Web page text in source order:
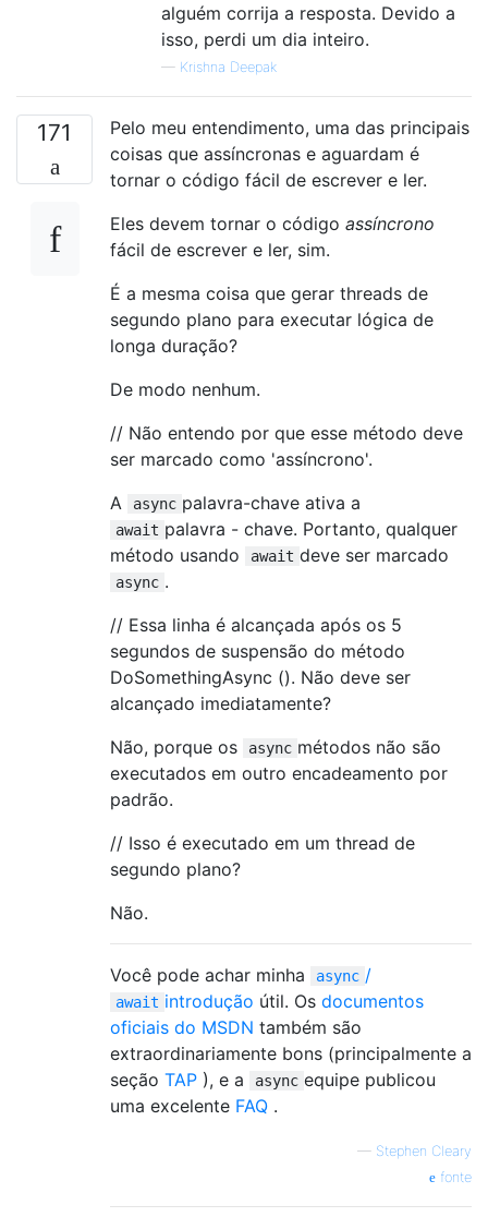
alguém corrija a resposta. Devido a
isso, perdi um dia inteiro.
— Krishna Deepak
171
Pelo meu entendimento, uma das principais
coisas que assíncronas e aguardam é
tornar o código fácil de escrever e ler.
Eles devem tornar o código assíncrono
fácil de escrever e ler, sim.
É a mesma coisa que gerar threads de
segundo plano para executar lógica de
longa duração?
De modo nenhum.
// Não entendo por que esse método deve
ser marcado como 'assíncrono'.
A
async palavra-chave ativa a
await palavra - chave. Portanto, qualquer
método usando
await deve ser marcado
async .
// Essa linha é alcançada após os 5
segundos de suspensão do método
DoSomethingAsync (). Não deve ser
alcançado imediatamente?
Não, porque os
async métodos não são
executados em outro encadeamento por
padrão.
// Isso é executado em um thread de
segundo plano?
Não.
Você pode achar minha async /
await introdução útil. Os documentos
oficiais do MSDN também são
extraordinariamente bons (principalmente a
seção TAP ), e a async equipe publicou
uma excelente FAQ .
— Stephen Cleary
fonte